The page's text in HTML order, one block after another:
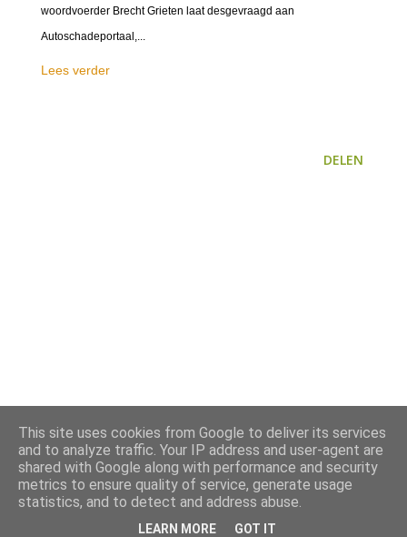
woordvoerder Brecht Grieten laat desgevraagd aan
Autoschadeportaal,...
Lees verder
DELEN
This site uses cookies from Google to deliver its services
and to analyze traffic. Your IP address and user-agent are
shared with Google along with performance and security
metrics to ensure quality of service, generate usage
statistics, and to detect and address abuse.
LEARN MORE GOT IT